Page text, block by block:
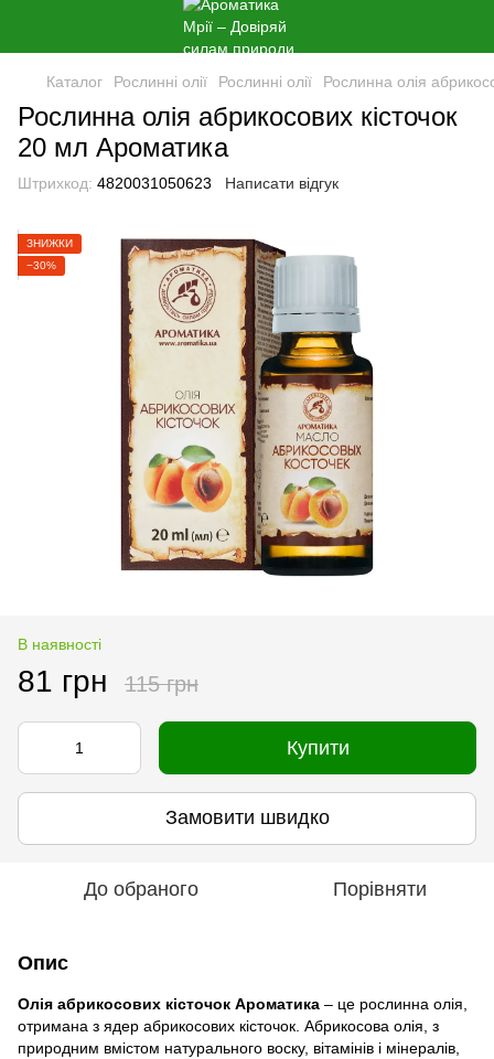
Каталог Рослинні олії Рослинні олії Рослинна олія
Рослинна олія абрикосових кісточок
20 мл Ароматика
Штрихкод: 4820031050623 Написати відгук
ЗНИЖКИ
−30%
В наявності
81 грн 115 грн
Купити
Замовити швидко
До обраного Порівняти
Опис
Олія абрикосових кісточок Ароматика – це рослинна олія,
отримана з ядер абрикосових кісточок. Абрикосова олія, з
природним вмістом натурального воску, вітамінів і мінералів,